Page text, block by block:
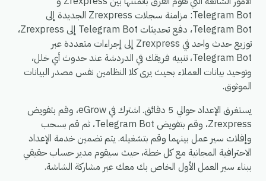
Telegram Bot: مزامنة سجلات Zrexpress الجديدة إلى
Telegram Bot، دفع تحديثات Telegram Bot إلى Zrexpress،
توزيع حدث واحد في Zrexpress إلى إجراءات متعددة عبر
Telegram Bot، تنبيه فريقك في الدردشة عند حدوث أي خلل،
وتوحيد بيانات العملاء بحيث يرى كلا النظامين نفس مصدر البيانات
الموثوق.
يستغرق الإعداد حوالي 5 دقائق. اشترك في eGrow، وقم بتفويض
Zrexpress، وقم بتفويض Telegram Bot، ثم قم بسحب
وإفلات سير عمل بينهما وقم بتشغيله. يتم تضمين خدمة الإعداد
الاحترافية المجانية مع كل خطة، حيث سيقوم مدير حساب حقيقي
ببناء سير العمل الأول الخاص بك معك عبر مشاركة الشاشة.